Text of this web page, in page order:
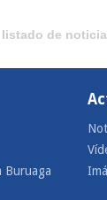
de
Buruaga